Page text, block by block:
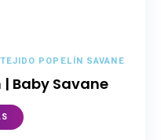
TEJIDO POPELÍN SAVANE
| Baby Savane